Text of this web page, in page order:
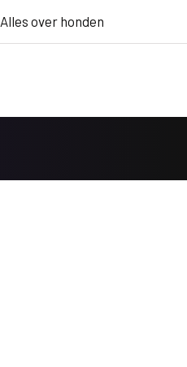
Alles over honden